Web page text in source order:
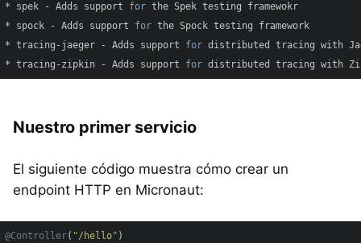
* spek - Adds support for the Spek testing framewokr
* spock - Adds support for the Spock testing framework
* tracing-jaeger - Adds support for distributed tracing with
* tracing-zipkin - Adds support for distributed tracing with
Nuestro primer servicio
El siguiente código muestra cómo crear un
endpoint HTTP en Micronaut:
@Controller( "/hello"